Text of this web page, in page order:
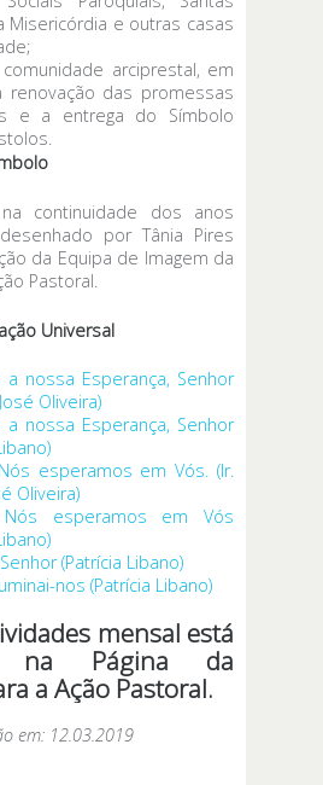
Misericórdia e outras casas
arciprestal, em
renovação das promessas
e a entrega do Símbolo
continuidade dos anos
por Tânia Pires
da Equipa de Imagem da
Pastoral.
Universal
a nossa Esperança, Senhor
Oliveira)
a nossa Esperança, Senhor
esperamos em Vós. (Ir.
Oliveira)
Nós esperamos em Vós
(Patrícia Libano)
nos (Patrícia Libano)
mensal está
na Página da
a Ação Pastoral.
em: 12.03.2019